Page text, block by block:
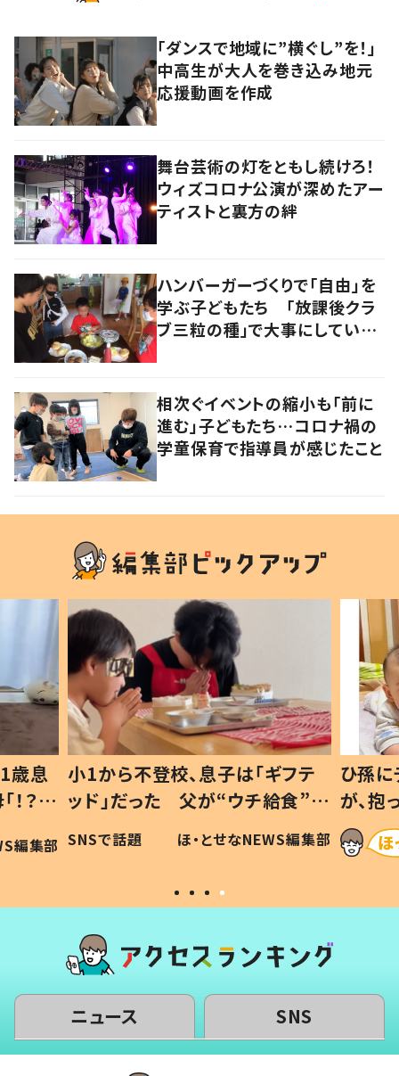
「ダンスで地域に”横ぐし”を！」
中高生が大人を巻き込み地元
応援動画を作成
舞台芸術の灯をともし続けろ！
ウィズコロナ公演が深めたアー
ティストと裏方の絆
ハンバーガーづくりで「自由」を
学ぶ子どもたち 「放課後クラ
ブ三粒の種」で大事にしている
相次ぐイベントの縮小も「前に
進む」子どもたち…コロナ禍の
学童保育で指導員が感じたこと
歳息
？」
編集部
小1から不登校、息子は「ギフテ
ッド」だった 父が“ウチ給食”を
作り続ける理由とは #令和の親
#令和の子
SNSで話題 ほ・とせなNEWS編集部
ひ孫
が、
「涙が
い」
ニュース SNS